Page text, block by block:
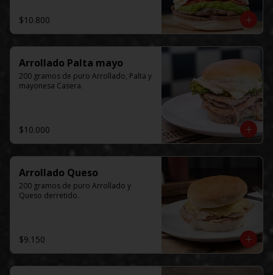
$10.800
Arrollado Palta mayo
200 gramos de puro Arrollado, Palta y
mayonesa Casera.
$10.000
Arrollado Queso
200 gramos de puro Arrollado y
Queso derretido.
$9.150